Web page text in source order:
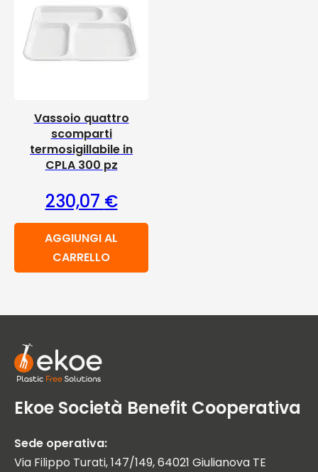
Vassoio quattro
scomparti
termosigillabile in
CPLA 300 pz
230,07 €
AGGIUNGI AL
CARRELLO
Ekoe Società Benefit Cooperativa
Sede operativa:
Via Filippo Turati, 147/149, 64021 Giulianova TE